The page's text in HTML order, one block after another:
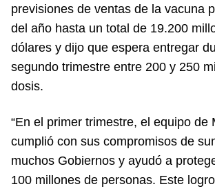
previsiones de ventas de la vacuna
del año hasta un total de 19.200
dólares y dijo que espera entregar
segundo trimestre entre 200 y 250
dosis.
“En el primer trimestre, el equipo de
cumplió con sus compromisos de
muchos Gobiernos y ayudó a
100 millones de personas. Este